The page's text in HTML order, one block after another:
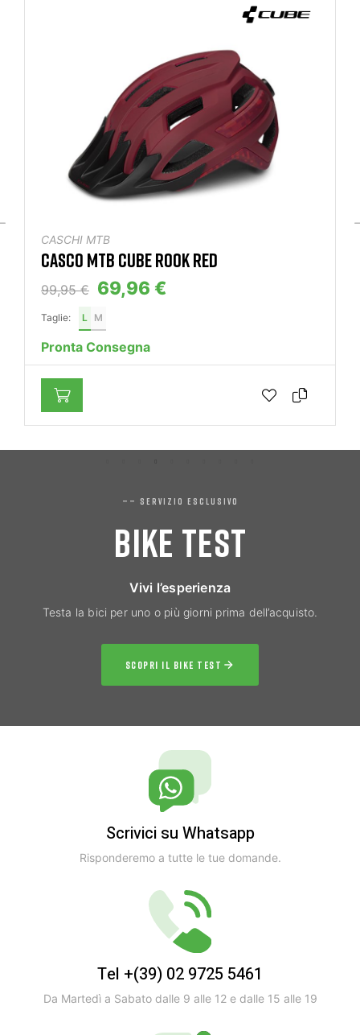
CASCHI MTB
CASCO MTB CUBE ROOK RED
99,95 € 69,96 €
Taglie: L M
Pronta Consegna
—— SERVIZIO ESCLUSIVO
BIKE TEST
Vivi l’esperienza
Testa la bici per uno o più giorni prima dell’acquisto.
SCOPRI IL BIKE TEST
Scrivici su Whatsapp
Risponderemo a tutte le tue domande.
Tel +(39) 02 9725 5461
Da Martedì a Sabato dalle 9 alle 12 e dalle 15 alle 19